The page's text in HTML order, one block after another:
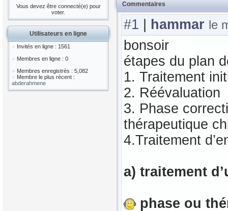
Vous devez être connecté(e) pour
voter.
Utilisateurs en ligne
Invités en ligne : 1561
Membres en ligne : 0
Membres enregistrés : 5,082
Membre le plus récent :
abderahmene
Commentaires
#1 hammar le
bonsoir
étapes du plan
1. Traitement
2. Réévaluation
3. Phase
thérapeutique
4.Traitement
a) traitement
phase ou